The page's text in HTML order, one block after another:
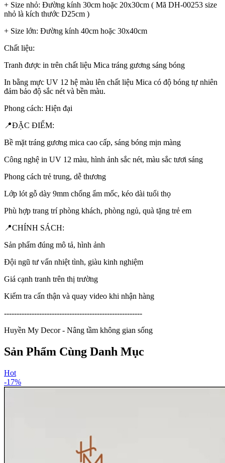
+ Size nhỏ: Đường kính 30cm hoặc 20x30cm ( Mã DH-00253 size
nhỏ là kích thước D25cm )
+ Size lớn: Đường kính 40cm hoặc 30x40cm
Chất liệu:
Tranh được in trên chất liệu Mica tráng gương sáng bóng
In bằng mực UV 12 hệ màu lên chất liệu Mica có độ bóng tự nhiên
đảm bảo độ sắc nét và bền màu.
Phong cách: Hiện đại
📍ĐẶC ĐIỂM:
Bề mặt tráng gương mica cao cấp, sáng bóng mịn màng
Công nghệ in UV 12 màu, hình ảnh sắc nét, màu sắc tươi sáng
Phong cách trẻ trung, dễ thương
Lớp lót gỗ dày 9mm chống ẩm mốc, kéo dài tuổi thọ
Phù hợp trang trí phòng khách, phòng ngủ, quà tặng trẻ em
📍CHÍNH SÁCH:
Sản phẩm đúng mô tả, hình ảnh
Đội ngũ tư vấn nhiệt tình, giàu kinh nghiệm
Giá cạnh tranh trên thị trường
Kiểm tra cẩn thận và quay video khi nhận hàng
-------------------------------------------------------
Huyền My Decor - Nâng tầm không gian sống
Sản Phẩm Cùng Danh Mục
Hot
-17%